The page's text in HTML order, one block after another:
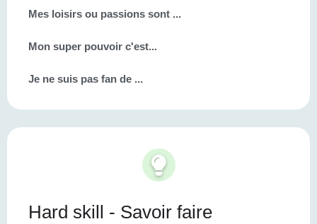
Mes loisirs ou passions sont ...
Mon super pouvoir c'est...
Je ne suis pas fan de ...
Hard skill - Savoir faire